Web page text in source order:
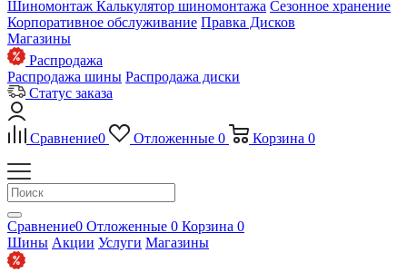
Шиномонтаж Калькулятор шиномонтажа Сезонное хранение
Корпоративное обслуживание Правка Дисков
Магазины
Распродажа
Распродажа шины Распродажа диски
Статус заказа
Сравнение0 Отложенные 0 Корзина 0
Сравнение0 Отложенные 0 Корзина 0
Шины Акции Услуги Магазины